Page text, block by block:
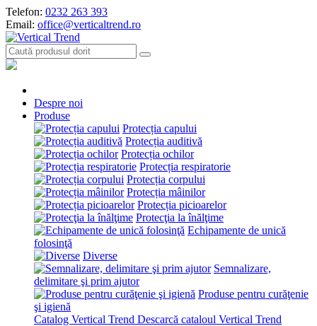
Telefon: 0232 263 393
Email: office@verticaltrend.ro
Despre noi
Produse
Protecția capului
Protecția auditivă
Protecția ochilor
Protecția respiratorie
Protecția corpului
Protecția mâinilor
Protecția picioarelor
Protecţia la înălţime
Echipamente de unică
folosinţă
Diverse
Semnalizare,
delimitare şi prim ajutor
Produse pentru curăţenie
şi igienă
Catalog Vertical Trend Descarcă cataloul Vertical Trend